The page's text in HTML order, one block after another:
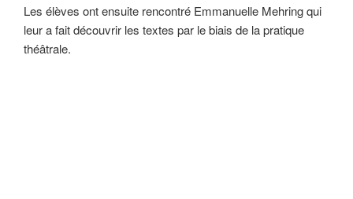
Les élèves ont ensuite rencontré Emmanuelle Mehring qui
leur a fait découvrir les textes par le biais de la pratique
théâtrale.